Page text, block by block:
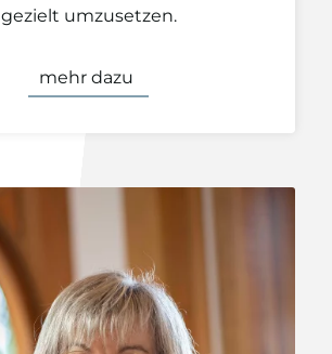
gezielt umzusetzen.
mehr dazu